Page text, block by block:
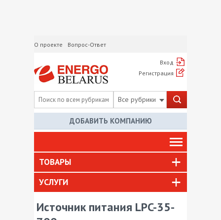
О проекте Вопрос-Ответ
Вход
Регистрация
Все рубрики
ДОБАВИТЬ КОМПАНИЮ
ТОВАРЫ
УСЛУГИ
Источник питания LPC-35-